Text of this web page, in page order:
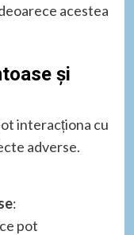
acestea
și
interacționa cu
adverse.
:
pot